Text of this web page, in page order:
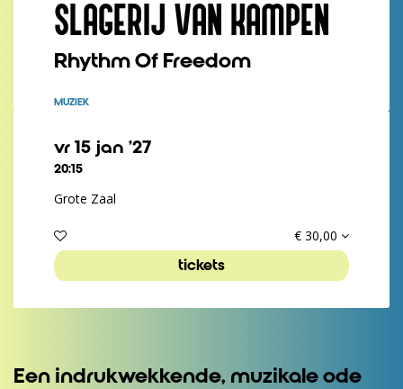
SLAGERIJ VAN KAMPEN
Rhythm Of Freedom
MUZIEK
vr 15 jan ’27
20:15
Grote Zaal
€ 30,00
tickets
Een indrukwekkende, muzikale ode